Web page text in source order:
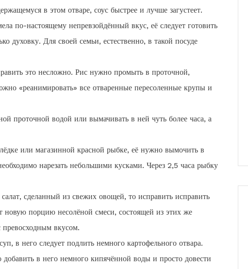
в этом отваре, соус быстрее и лучше загустеет.
по-настоящему непревзойдённый вкус, её следует готовить
духовку. Для своей семьи, естественно, в такой посуде
это несложно. Рис нужно промыть в проточной,
«реанимировать» все отваренные пересоленные крупы и
проточной водой или вымачивать в ней чуть более часа, а
или магазинной красной рыбке, её нужно вымочить в
нарезать небольшими кусками. Через 2,5 часа рыбку
сделанный из свежих овощей, то исправить исправить
порцию несолёной смеси, состоящей из этих же
превосходным вкусом.
в него следует подлить немного картофельного отвара.
в него немного кипячённой воды и просто довести